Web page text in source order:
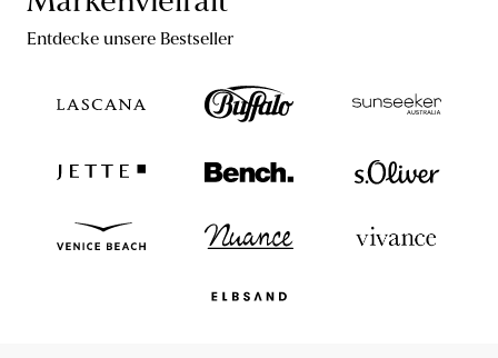
Entdecke unsere Bestseller